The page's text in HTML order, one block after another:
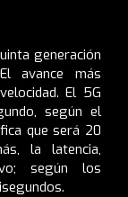
generación
avance más
El 5G
según el
que será 20
la latencia,
según los